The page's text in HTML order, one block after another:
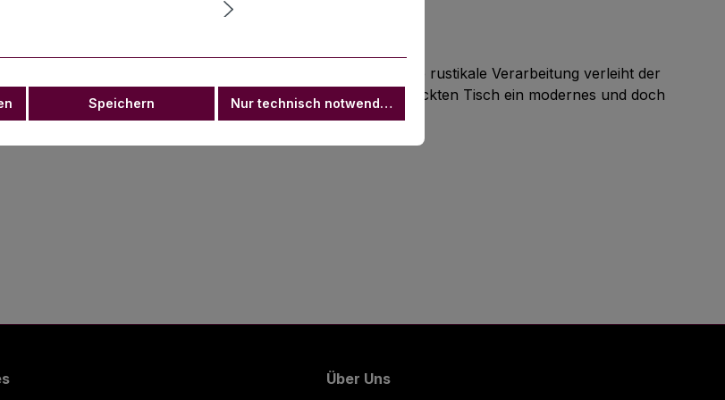
cm"
einen eleganten und stilvollen Touch zu verleihen. Die rustikale Verarbeitung verleiht der
glatten Holzoberfläche aufgetragen und verleiht jedem gedeckten Tisch ein modernes und doch
besonderen Tages zu vervollständigen.
Über Uns
Speichern Nur technisch notwendige